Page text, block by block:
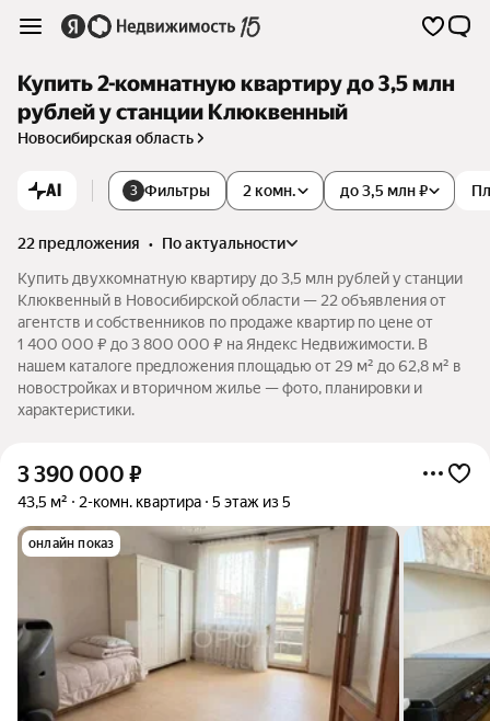
Купить 2-комнатную квартиру до 3,5 млн
рублей у станции Клюквенный
Новосибирская область
AI 3 Фильтры 2 комн. до 3,5 млн ₽
22 предложения •
по актуальности
Купить двухкомнатную квартиру до 3,5 млн рублей у станции
Клюквенный в Новосибирской области — 22 объявления от
агентств и собственников по продаже квартир по цене от
1 400 000 ₽ до 3 800 000 ₽ на Яндекс Недвижимости. В
нашем каталоге предложения площадью от 29 м² до 62,8 м² в
новостройках и вторичном жилье — фото, планировки и
характеристики.
3 390 000 ₽
43,5 м² 2-комн. квартира 5 этаж из 5
онлайн показ